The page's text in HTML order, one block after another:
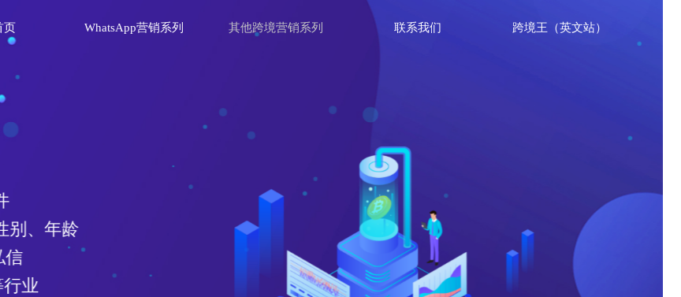
页 WhatsApp营销系列 其他跨境营销系列 联系我们 跨境王（英文站）
别、年龄
信
行业